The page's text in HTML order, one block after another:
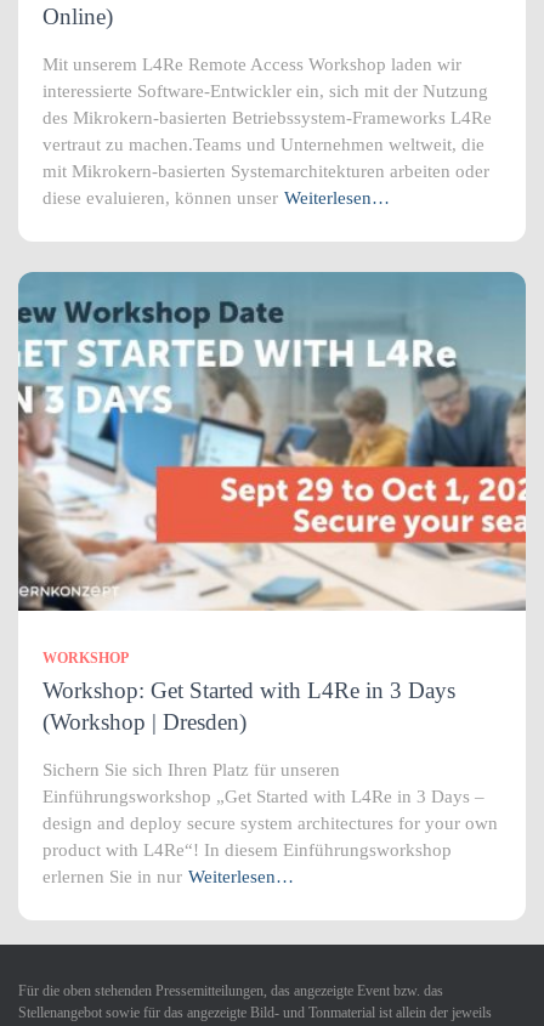
Online)
Mit unserem L4Re Remote Access Workshop laden wir
interessierte Software-Entwickler ein, sich mit der Nutzung
des Mikrokern-basierten Betriebssystem-Frameworks L4Re
vertraut zu machen.Teams und Unternehmen weltweit, die
mit Mikrokern-basierten Systemarchitekturen arbeiten oder
diese evaluieren, können unser Weiterlesen…
WORKSHOP
Workshop: Get Started with L4Re in 3 Days
(Workshop | Dresden)
Sichern Sie sich Ihren Platz für unseren
Einführungsworkshop „Get Started with L4Re in 3 Days –
design and deploy secure system architectures for your own
product with L4Re“! In diesem Einführungsworkshop
erlernen Sie in nur Weiterlesen…
Für die oben stehenden Pressemitteilungen, das angezeigte Event bzw. das
Stellenangebot sowie für das angezeigte Bild- und Tonmaterial ist allein der jeweils